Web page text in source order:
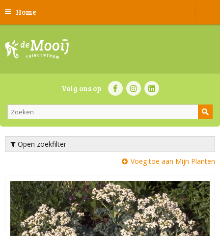
Home
Volg ons op
Open zoekfilter
Voeg toe aan Mijn Planten